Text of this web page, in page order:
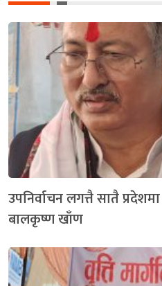
उपनिर्वाचन लगत्तै सातै
बालकृष्ण खाँण